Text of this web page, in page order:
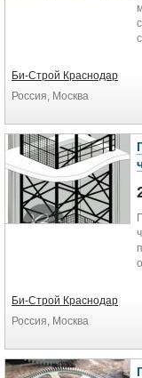
Би-Строй Краснодар
Россия, Москва
Би-Строй Краснодар
Россия, Москва